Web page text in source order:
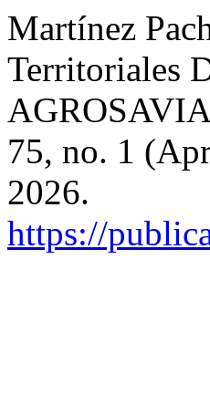
Martínez
Territoriales
75, no. 1
2026.
https://